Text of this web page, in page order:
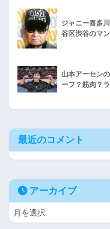
ジャニー喜多
谷区渋谷のマ
山本アーセン
ーフ？筋肉？
最近のコメント
アーカイブ